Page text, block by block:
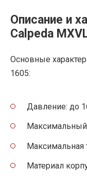
Описание и
Calpeda
Основные
1605:
Давление: до
Максимальный
Максимальная
Материал